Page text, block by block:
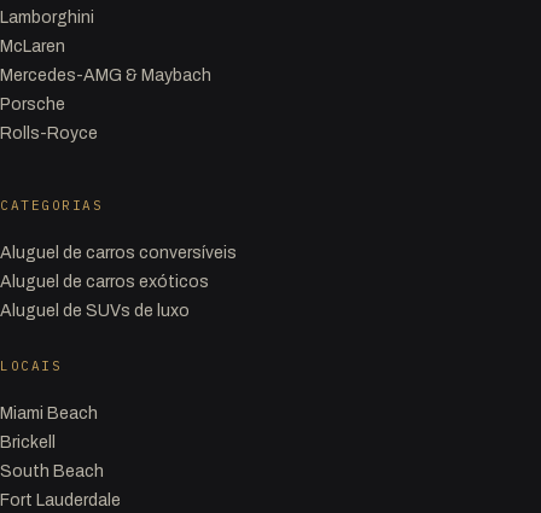
Lamborghini
McLaren
Mercedes-AMG & Maybach
Porsche
Rolls-Royce
CATEGORIAS
Aluguel de carros conversíveis
Aluguel de carros exóticos
Aluguel de SUVs de luxo
LOCAIS
Miami Beach
Brickell
South Beach
Fort Lauderdale